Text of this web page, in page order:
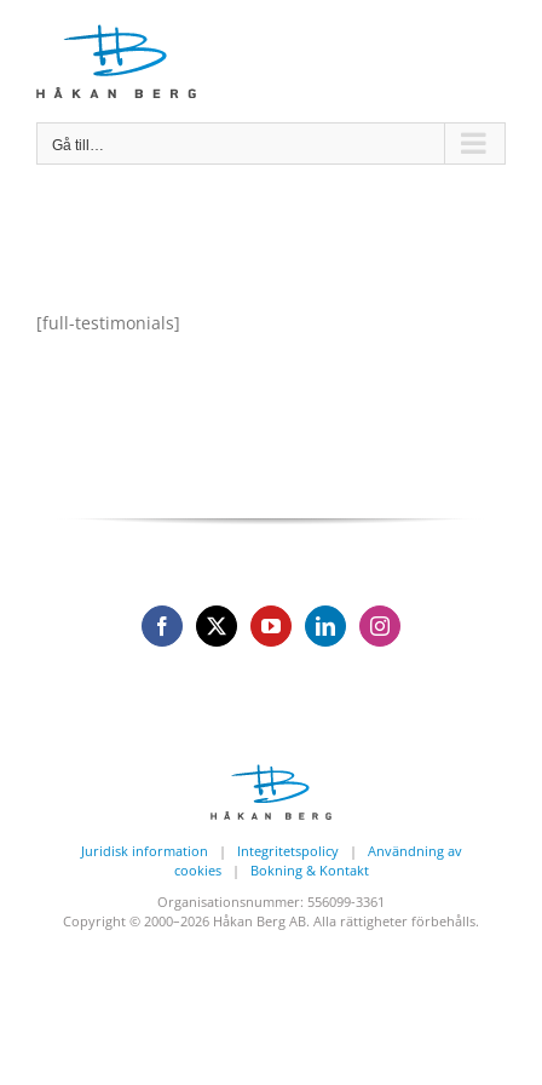
Gå till…
[full-testimonials]
Juridisk information | Integritetspolicy| Användning av
cookies| Bokning & Kontakt
Organisationsnummer: 556099-3361
Copyright © 2000–2026 Håkan Berg AB. Alla rättigheter förbehålls.